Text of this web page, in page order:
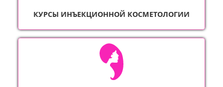
КУРСЫ ИНЪЕКЦИОННОЙ КОСМЕТОЛОГИИ